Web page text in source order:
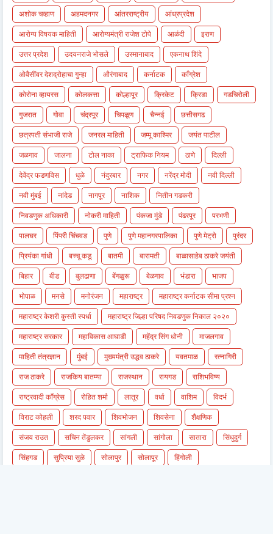
अशोक चव्हाण
अहमदनगर आंतरराष्ट्रीय
आंध्रप्रदेश
आरोग्य विषयक माहिती
आरोग्यमंत्री राजेश टोपे आळंदी
इराण
उत्तर प्रदेश
उदयनराजे भोसले उस्मानाबाद
एकनाथ शिंदे
ओवैसींवर देशद्रोहाचा गुन्हा
औरंगाबाद कर्नाटक
काँग्रेश
कोरोना व्हायरस
कोलकत्ता कोल्हापूर क्रिकेट क्रिडा
गडचिरोली
गुजरात
गोवा चंद्रपूर चिपळूण चैन्नई
छत्तीसगढ
छत्रपती संभाजी राजे
जनरल माहिती जम्मू काश्मिर
जयंत पाटील
जळगाव
जालना टोल नाका ट्राफिक नियम ठाणे
दिल्ली
देवेंद्र फडणविस
धुळे नंदुरबार नगर नरेंद्र मोदी
नवी दिल्ली
नवी मुंबई
नांदेड नागपूर नाशिक
नितीन गडकरी
निवडणुक अधिकारी
नोकरी माहिती पंकजा मुंडे पंढरपूर
परभणी
पालघर
पिंपरी चिंचवड पुणे पुणे महानगरपालिका पुणे मेट्रो
पुरंदर
प्रियंका गांधी
बच्चू कडू बातमी बारामती
बाळासाहेब ठाकरे जयंती
बिहार
बीड बुलढाणा बेंगळुरू बेळगाव भंडारा
भाजप
भोपाळ
मनसे मनोरंजन महाराष्ट्र
महाराष्ट्र कर्नाटक सीमा प्रश्न
महाराष्ट्र केशरी कुस्ती स्पर्धा
महाराष्ट्र जिल्हा परिषद निवडणुक निकाल २०२०
महाराष्ट्र सरकार
महाविकास आघाडी महेंद्र सिंग धोनी
माजलगाव
माहिती तंत्रज्ञान
मुंबई मुख्यमंत्री उद्धव ठाकरे यवतमाळ
रत्नागिरी
राज ठाकरे
राजकिय बातम्या राजस्थान रायगड
राशिभविष्य
राष्ट्रवादी काँग्रेस
रोहित शर्मा लातूर वर्धा वाशिम
विदर्भ
विराट कोहली
शरद पवार शिवभोजन शिवसेना
शैक्षणिक
संजय राउत
सचिन तेंडुलकर सांगली सांगोला सातारा
सिंधुदुर्ग
सिंहगड
सुप्रिया सुळे सोलापुर सोलापूर
हिंगोली